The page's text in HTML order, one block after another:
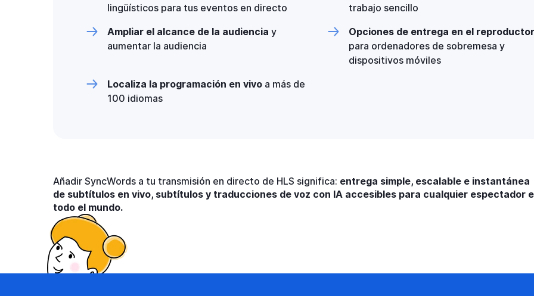
lingüísticos para tus eventos en directo
trabajo sencillo
Ampliar el alcance de la audienciay
aumentar la audiencia
Opciones de entrega en el reproductor
para ordenadores de sobremesa y
dispositivos móviles
Localiza la programación en vivo a más de
100 idiomas
Añadir SyncWords a tu transmisión en directo de HLS significa: entrega simple, escalable e instantánea
de subtítulos en vivo, subtítulos y traducciones de voz con IA accesibles para cualquier espectador
todo el mundo.